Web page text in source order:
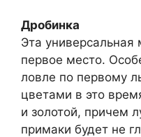
Дробинка
Эта
первое место.
ловле по первому
цветами в это
и золотой, причем
примаки будет не